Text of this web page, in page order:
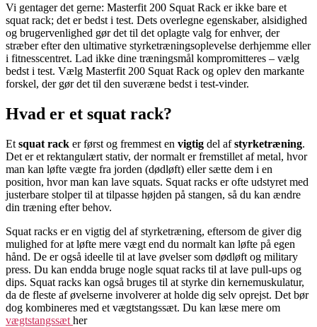
Vi gentager det gerne: Masterfit 200 Squat Rack er ikke bare et
squat rack; det er bedst i test. Dets overlegne egenskaber, alsidighed
og brugervenlighed gør det til det oplagte valg for enhver, der
stræber efter den ultimative styrketræningsoplevelse derhjemme eller
i fitnesscentret. Lad ikke dine træningsmål kompromitteres – vælg
bedst i test. Vælg Masterfit 200 Squat Rack og oplev den markante
forskel, der gør det til den suveræne bedst i test-vinder.
Hvad er et squat rack?
Et squat rack er først og fremmest en vigtig del afstyrketræning.
Det er et rektangulært stativ, der normalt er fremstillet af metal, hvor
man kan løfte vægte fra jorden (dødløft) eller sætte dem i en
position, hvor man kan lave squats. Squat racks er ofte udstyret med
justerbare stolper til at tilpasse højden på stangen, så du kan ændre
din træning efter behov.
Squat racks er en vigtig del af styrketræning, eftersom de giver dig
mulighed for at løfte mere vægt end du normalt kan løfte på egen
hånd. De er også ideelle til at lave øvelser som dødløft og military
press. Du kan endda bruge nogle squat racks til at lave pull-ups og
dips. Squat racks kan også bruges til at styrke din kernemuskulatur,
da de fleste af øvelserne involverer at holde dig selv oprejst. Det bør
dog kombineres med et vægtstangssæt. Du kan læse mere om
vægtstangssæt her